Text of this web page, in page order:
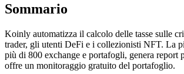
Sommario
Koinly automatizza il calcolo delle tasse sulle
trader, gli utenti DeFi e i collezionisti NFT. La
più di 800 exchange e portafogli, genera report
offre un monitoraggio gratuito del portafoglio.